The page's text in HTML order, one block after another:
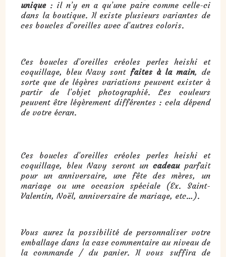
unique: il n’y en a qu’une paire comme celle-ci
dans la boutique. Il existe plusieurs variantes de
ces boucles d’oreilles avec d’autres coloris.
Ces boucles d’oreilles créoles perles heishi et
coquillage, bleu Navy sont faites à la main, de
sorte que de légères variations peuvent exister à
partir de l’objet photographié. Les couleurs
peuvent être légèrement différentes : cela dépend
de votre écran.
Ces boucles d’oreilles créoles perles heishi et
coquillage, bleu Navy seront un cadeauparfait
pour un anniversaire, une fête des mères, un
mariage ou une occasion spéciale (Ex. Saint-
Valentin, Noël, anniversaire de mariage, etc…).
Vous aurez la possibilité de personnaliser votre
emballage dans la case commentaire au niveau de
la commande / du panier. Il vous suffira de